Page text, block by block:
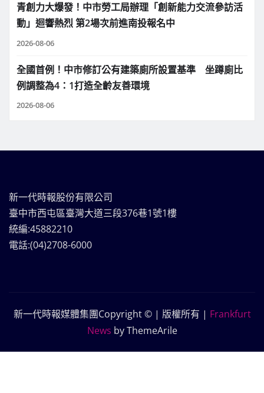
青創力大爆發！中市勞工局辦理「創新能力交流參訪活
動」迴響熱烈 第2場次前進南投報名中
2026-08-06
全國首例！中市修訂公有建築廁所設置基準 坐蹲廁比
例調整為4：1打造全齡友善環境
2026-08-06
新一代時報股份有限公司
臺中市西屯區臺灣大道三段376巷1號1樓
統編:45882210
電話:(04)2708-6000
新一代時報媒體集團Copyright © | 版權所有 | Frankfurt
News by ThemeArile